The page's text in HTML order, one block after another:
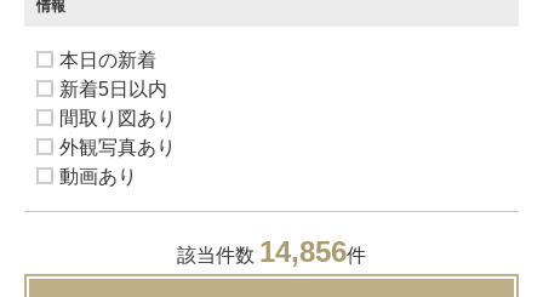
情報
本日の新着
新着5日以内
間取り図あり
外観写真あり
動画あり
該当件数 14,856件